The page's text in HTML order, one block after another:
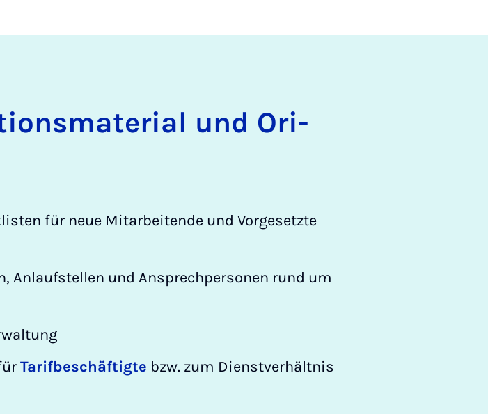
und Ori­
für neue Mitarbeitende und Vorgesetzte
Anlaufstellen und Ansprechpersonen rund um
Tarifbeschäftigte bzw. zum Dienstverhältnis